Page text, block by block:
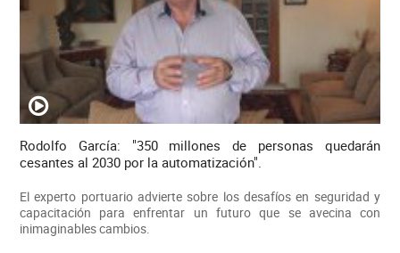
Rodolfo García: "350 millones de personas quedarán
cesantes al 2030 por la automatización".
El experto portuario advierte sobre los desafíos en seguridad y
capacitación para enfrentar un futuro que se avecina con
inimaginables cambios.